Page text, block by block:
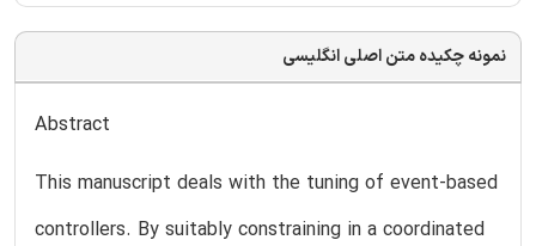
نمونه چکیده متن اصلی انگلیسی
Abstract
This manuscript deals with the tuning of event-based
controllers. By suitably constraining in a coordinated